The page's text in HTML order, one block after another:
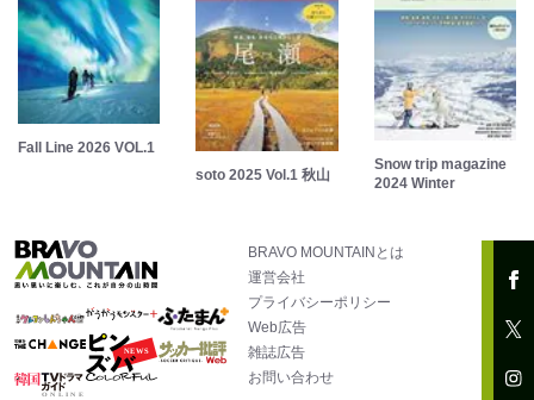
Fall Line 2026 VOL.1
soto 2025 Vol.1 秋山
Snow trip magazine
2024 Winter
BRAVO MOUNTAINとは
運営会社
プライバシーポリシー
Web広告
雑誌広告
お問い合わせ